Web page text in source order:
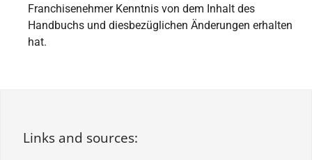
Franchisenehmer Kenntnis von dem Inhalt des
Handbuchs und diesbezüglichen Änderungen erhalten
hat.
Links and sources: